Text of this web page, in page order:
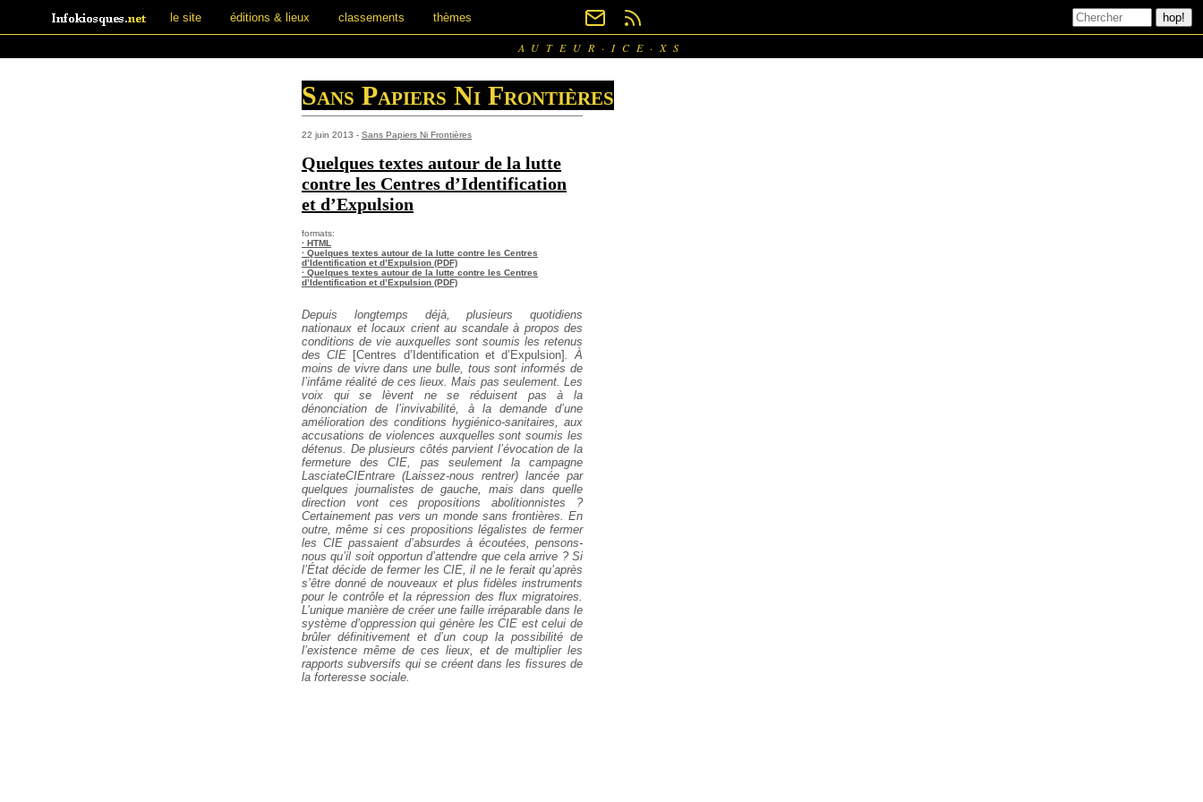
le site éditions & lieux classements thèmes
AUTEUR·ICE·XS
Sans Papiers Ni Frontières
22 juin 2013 - Sans Papiers Ni Frontières
Quelques textes autour de la lutte
contre les Centres d’Identification
et d’Expulsion
formats:
· HTML
· Quelques textes autour de la lutte contre les Centres
d’Identification et d’Expulsion (PDF)
· Quelques textes autour de la lutte contre les Centres
d’Identification et d’Expulsion (PDF)
Depuis longtemps déjà, plusieurs quotidiens
nationaux et locaux crient au scandale à propos des
conditions de vie auxquelles sont soumis les retenus
des CIE [Centres d’Identification et d’Expulsion]. À
moins de vivre dans une bulle, tous sont informés de
l’infâme réalité de ces lieux. Mais pas seulement. Les
voix qui se lèvent ne se réduisent pas à la
dénonciation de l’invivabilité, à la demande d’une
amélioration des conditions hygiénico-sanitaires, aux
accusations de violences auxquelles sont soumis les
détenus. De plusieurs côtés parvient l’évocation de la
fermeture des CIE, pas seulement la campagne
LasciateCIEntrare (Laissez-nous rentrer) lancée par
quelques journalistes de gauche, mais dans quelle
direction vont ces propositions abolitionnistes ?
Certainement pas vers un monde sans frontières. En
outre, même si ces propositions légalistes de fermer
les CIE passaient d’absurdes à écoutées, pensons-
nous qu’il soit opportun d’attendre que cela arrive ? Si
l’État décide de fermer les CIE, il ne le ferait qu’après
s’être donné de nouveaux et plus fidèles instruments
pour le contrôle et la répression des flux migratoires.
L’unique manière de créer une faille irréparable dans le
système d’oppression qui génère les CIE est celui de
brûler définitivement et d’un coup la possibilité de
l’existence même de ces lieux, et de multiplier les
rapports subversifs qui se créent dans les fissures de
la forteresse sociale.